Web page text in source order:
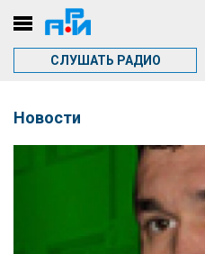
СЛУШАТЬ РАДИО
Новости